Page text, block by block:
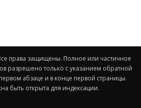
права защищены. Полное или частичное
разрешено только с указанием обратной
абзаце и в конце первой страницы.
быть открыта для индексации.